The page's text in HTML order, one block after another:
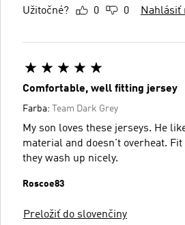
Užitočné? 0 0 Nahlásiť
Comfortable, well fitting jersey
Farba: Team Dark Grey
My son loves these jerseys. He
material and doesn't overheat. Fit
they wash up nicely.
Roscoe83
Preložiť do slovenčiny